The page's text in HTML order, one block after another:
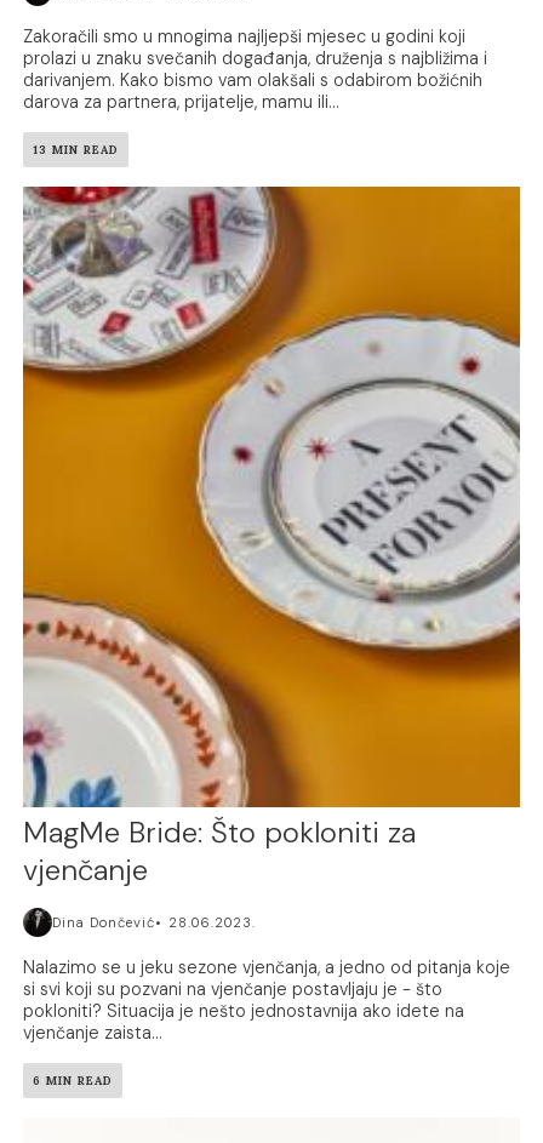
Zakoračili smo u mnogima najljepši mjesec u godini koji
prolazi u znaku svečanih događanja, druženja s najbližima i
darivanjem. Kako bismo vam olakšali s odabirom božićnih
darova za partnera, prijatelje, mamu ili...
13 MIN READ
MagMe Bride: Što pokloniti za
vjenčanje
Dina Dončević 28.06.2023.
Nalazimo se u jeku sezone vjenčanja, a jedno od pitanja koje
si svi koji su pozvani na vjenčanje postavljaju je - što
pokloniti? Situacija je nešto jednostavnija ako idete na
vjenčanje zaista...
6 MIN READ